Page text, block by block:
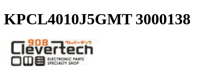
KPCL4010J5GMT 3000138